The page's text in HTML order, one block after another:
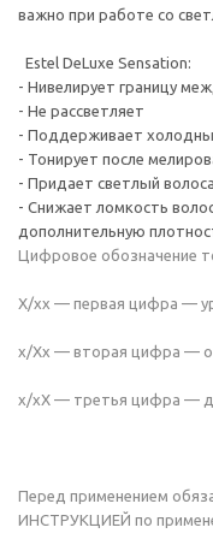
важно при работе со
Estel DeLuxe Sensation:
- Нивелирует границу
- Не рассветляет
- Поддерживает
- Тонирует после
- Придает светлый
- Снижает ломкость
дополнительную
Цифровое обозначение
Х/хх — первая цифра —
х/Хх — вторая цифра —
х/хХ — третья цифра —
Перед применением
ИНСТРУКЦИЕЙ по